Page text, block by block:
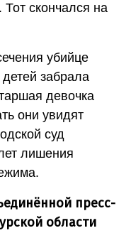
Тот скончался на
убийце
забрала
девочка
они увидят
суд
лишения
пресс-
области